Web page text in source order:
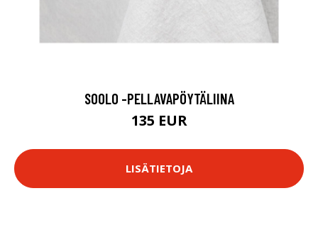
SOOLO -PELLAVAPÖYTÄLIINA
135 EUR
LISÄTIETOJA